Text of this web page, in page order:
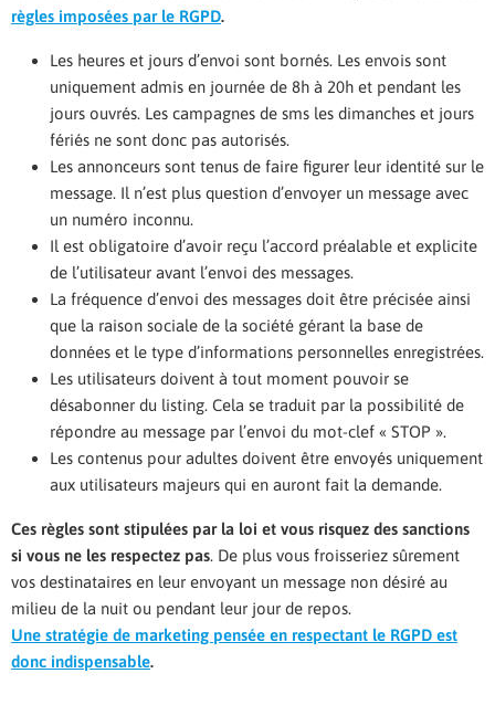
règles imposées par le RGPD.
Les heures et jours d’envoi sont bornés. Les envois sont
uniquement admis en journée de 8h à 20h et pendant les
jours ouvrés. Les campagnes de sms les dimanches et jours
fériés ne sont donc pas autorisés.
Les annonceurs sont tenus de faire figurer leur identité sur le
message. Il n’est plus question d’envoyer un message avec
un numéro inconnu.
Il est obligatoire d’avoir reçu l’accord préalable et explicite
de l’utilisateur avant l’envoi des messages.
La fréquence d’envoi des messages doit être précisée ainsi
que la raison sociale de la société gérant la base de
données et le type d’informations personnelles enregistrées.
Les utilisateurs doivent à tout moment pouvoir se
désabonner du listing. Cela se traduit par la possibilité de
répondre au message par l’envoi du mot-clef « STOP ».
Les contenus pour adultes doivent être envoyés uniquement
aux utilisateurs majeurs qui en auront fait la demande.
Ces règles sont stipulées par la loi et vous risquez des sanctions
si vous ne les respectez pas. De plus vous froisseriez sûrement
vos destinataires en leur envoyant un message non désiré au
milieu de la nuit ou pendant leur jour de repos.
Une stratégie de marketing pensée en respectant le RGPD est
donc indispensable.